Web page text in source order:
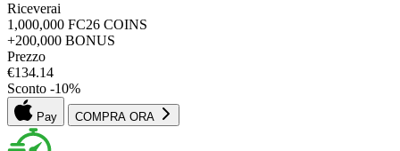
Riceverai
1,000,000 FC26 COINS
+200,000 BONUS
Prezzo
€134.14
Sconto -10%
Pay COMPRA ORA